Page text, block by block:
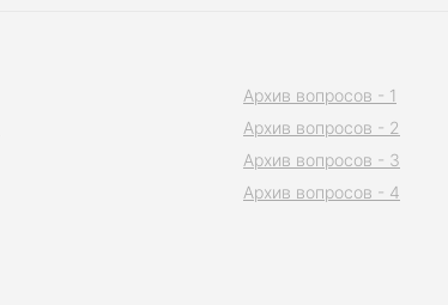
Архив вопросов - 1
Архив вопросов - 2
Архив вопросов - 3
Архив вопросов - 4